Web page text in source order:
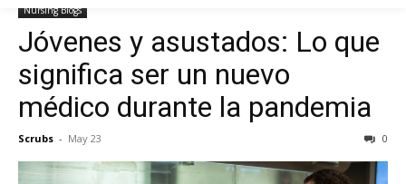
Nursing Blogs
Jóvenes y asustados: Lo que
significa ser un nuevo
médico durante la pandemia
Scrubs - May 23 0